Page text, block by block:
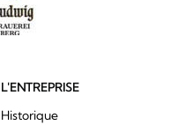
L'ENTREPRISE
Historique